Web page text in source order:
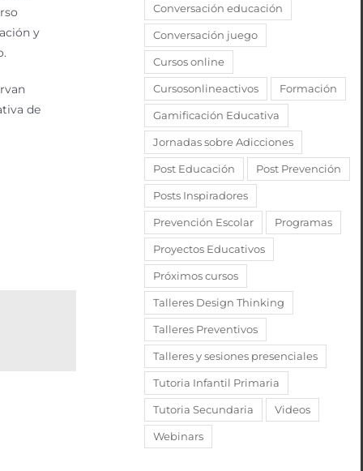
y
de
Conversación educación
Conversación juego
Cursos online
Cursosonlineactivos Formación
Gamificación Educativa
Jornadas sobre Adicciones
Post Educación Post Prevención
Posts Inspiradores
Prevención Escolar Programas
Proyectos Educativos
Próximos cursos
Talleres Design Thinking
Talleres Preventivos
Talleres y sesiones presenciales
Tutoria Infantil Primaria
Tutoria Secundaria Videos
Webinars